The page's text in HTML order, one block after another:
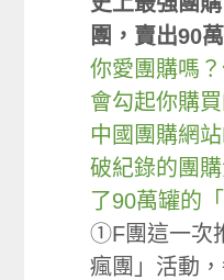
團，賣出90
你愛團購嗎
會勾起你購
中國團購網
破紀錄的團
了90萬罐的
①F團這一次
瘋團」活動